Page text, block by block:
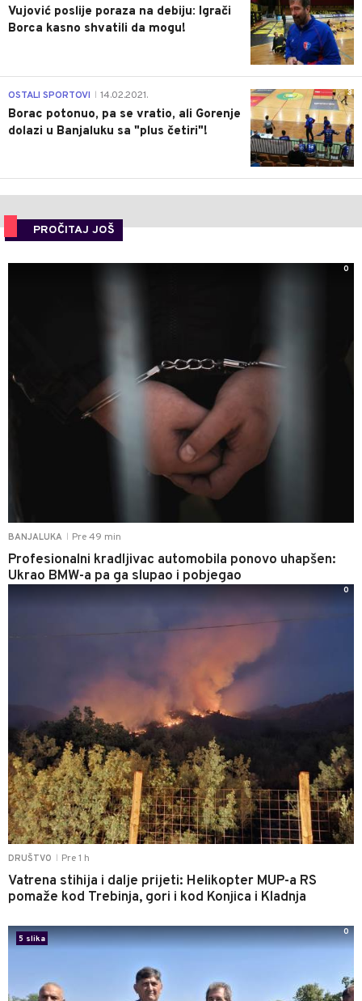
Vujović poslije poraza na debiju: Igrači
Borca kasno shvatili da mogu!
3
OSTALI SPORTOVI 14.02.2021.
Borac potonuo, pa se vratio, ali Gorenje
dolazi u Banjaluku sa "plus četiri"!
PROČITAJ JOŠ
BANJALUKA Pre 49 min
Profesionalni kradljivac automobila ponovo uhapšen:
Ukrao BMW-a pa ga slupao i pobjegao
0
DRUŠTVO Pre 1 h
Vatrena stihija i dalje prijeti: Helikopter MUP-a RS
pomaže kod Trebinja, gori i kod Konjica i Kladnja
0
5 slika
0